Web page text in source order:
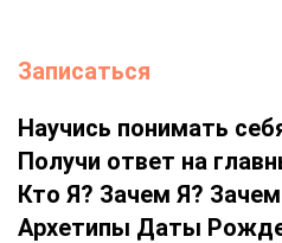
Записаться
Научись понимать
Получи ответ на
Кто Я? Зачем Я?
Архетипы Даты